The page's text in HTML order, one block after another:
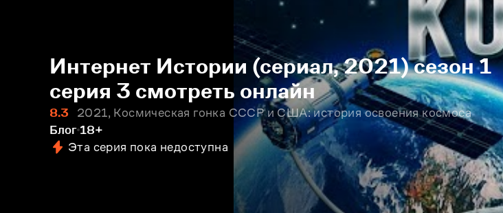
Интернет Истории (сериал, 2021) сезон 1
серия 3 смотреть онлайн
8.3
2021, Космическая гонка СССР и США: история освоения космоса
Блог 18+
Эта серия пока недоступна